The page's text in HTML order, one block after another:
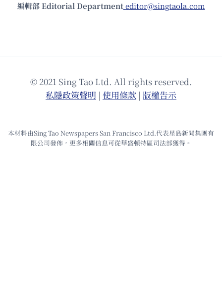
編輯部 Editorial Department editor@singtaola.com
© 2021 Sing Tao Ltd. All rights reserved.
私隱政策聲明 | 使⽤條款 | 版權告⽰
本材料由Sing Tao Newspapers San Francisco Ltd.代表星島新聞集團有
限公司發佈，更多相關信息可從華盛頓特區司法部獲得。